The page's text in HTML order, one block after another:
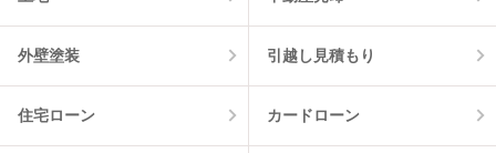
外壁塗装 引越し見積もり
住宅ローン カードローン